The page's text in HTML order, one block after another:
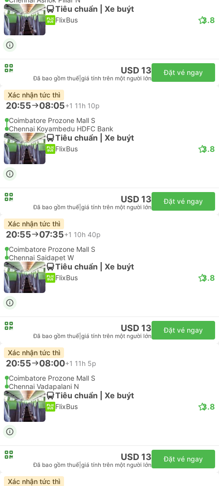
Tiêu chuẩn | Xe buýt
FlixBus 3.8
USD 13
Đã bao gồm thuế giá tính trên một người lớn
Đặt vé ngay
Xác nhận tức thì
20:55 08:05+1 11h 10p
Coimbatore Prozone Mall S
Chennai Koyambedu HDFC Bank
Tiêu chuẩn | Xe buýt
FlixBus 3.8
USD 13
Đã bao gồm thuế giá tính trên một người lớn
Đặt vé ngay
Xác nhận tức thì
20:55 07:35+1 10h 40p
Coimbatore Prozone Mall S
Chennai Saidapet W
Tiêu chuẩn | Xe buýt
FlixBus 3.8
USD 13
Đã bao gồm thuế giá tính trên một người lớn
Đặt vé ngay
Xác nhận tức thì
20:55 08:00+1 11h 5p
Coimbatore Prozone Mall S
Chennai Vadapalani N
Tiêu chuẩn | Xe buýt
FlixBus 3.8
USD 13
Đã bao gồm thuế giá tính trên một người lớn
Đặt vé ngay
Xác nhận tức thì